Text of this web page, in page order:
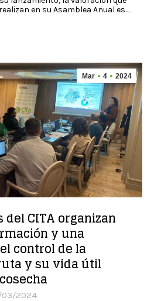
en su Asamblea Anual es…
Mar 4 2024
CITA organizan
y una
control de la
y su vida útil
2024